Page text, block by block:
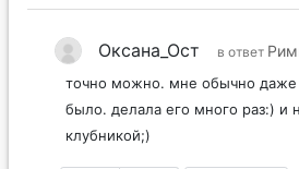
Оксана_Ост в ответ
точно можно. мне обычно даже
было. делала его много раз:) и
клубникой;)